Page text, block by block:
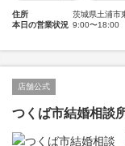
住所
茨城県土浦市
本日の営業状況 9:00〜18:00
店舗公式
つくば市結婚相談